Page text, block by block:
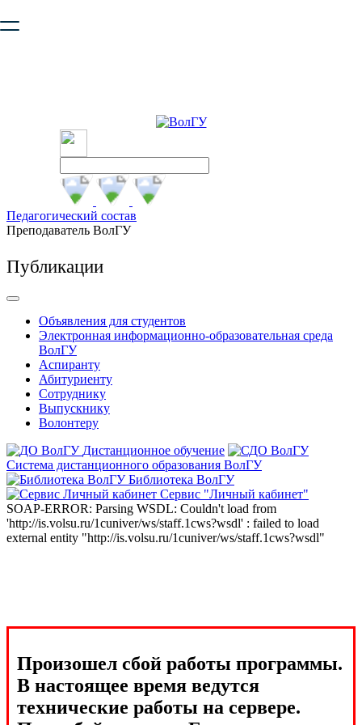
безопасную работу с сайтом. Пожалуйста
Педагогический состав
Преподаватель ВолГУ
Публикации
Объявления для студентов
Электронная информационно-образовательная среда
ВолГУ
Аспиранту
Абитуриенту
Сотруднику
Выпускнику
Волонтеру
Дистанционное обучение
Система дистанционного образования ВолГУ
Библиотека ВолГУ
Сервис "Личный кабинет"
SOAP-ERROR: Parsing WSDL: Couldn't load from
'http://is.volsu.ru/1cuniver/ws/staff.1cws?wsdl' : failed to load
external entity "http://is.volsu.ru/1cuniver/ws/staff.1cws?wsdl"
Произошел сбой работы программы.
В настоящее время ведутся
технические работы на сервере.